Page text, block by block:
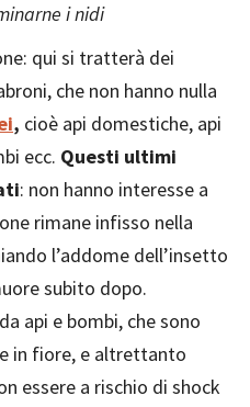
i nidi
qui si tratterà dei
che non hanno nulla
, cioè api domestiche, api
ecc. Questi ultimi
: non hanno interesse a
rimane infisso nella
l’addome dell’insetto
subito dopo.
api e bombi, che sono
in fiore, e altrettanto
essere a rischio di shock